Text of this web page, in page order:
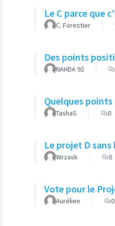
Le C parce que
C. Forestier
Des points
NAHDA 92
Quelques
TashaS 0
Le projet D
Wrzask 0
Vote pour le
Aurélien 0